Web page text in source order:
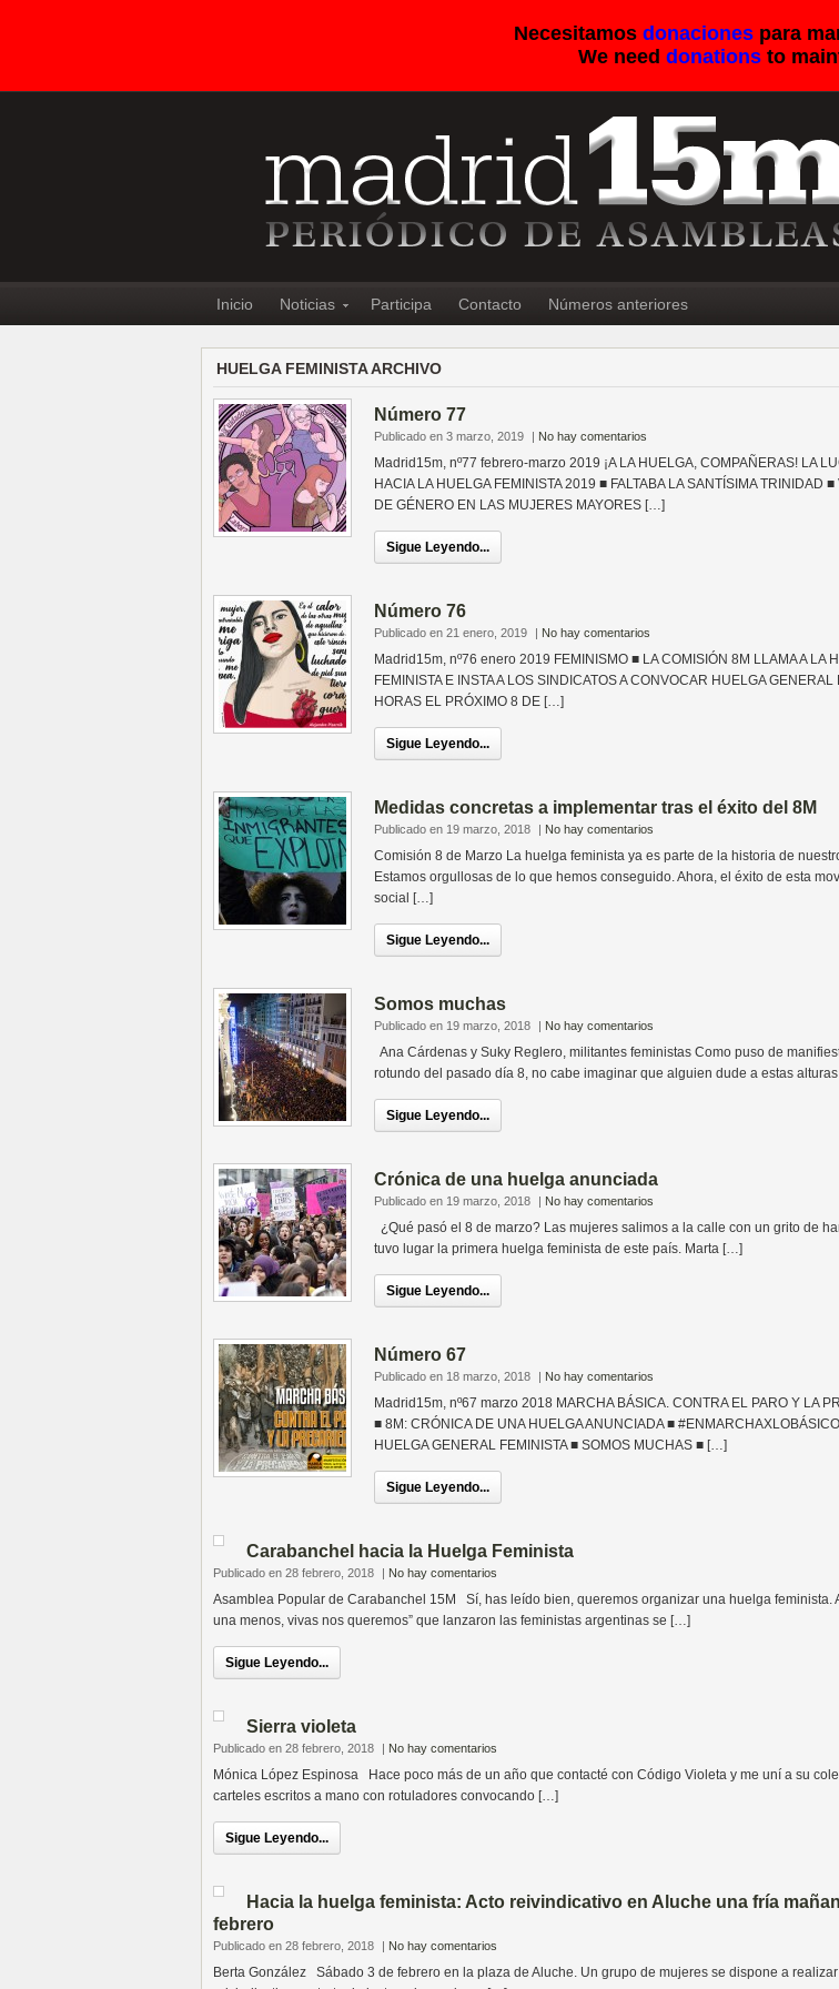
Necesitamos donacionespara
We need donationsto
Inicio Noticias Participa Contacto Números anteriores
HUELGA FEMINISTA ARCHIVO
Número 77
Publicado en 3 marzo, 2019 | No hay comentarios
Madrid15m, nº77 febrero-marzo 2019 ¡A LA HUELGA, COMPAÑERAS! LA
HACIA LA HUELGA FEMINISTA 2019 ■ FALTABA LA SANTÍSIMA TRINIDAD
DE GÉNERO EN LAS MUJERES MAYORES […]
Sigue Leyendo...
Número 76
Publicado en 21 enero, 2019 | No hay comentarios
Madrid15m, nº76 enero 2019 FEMINISMO ■ LA COMISIÓN 8M LLAMA A LA
FEMINISTA E INSTA A LOS SINDICATOS A CONVOCAR HUELGA GENERAL
HORAS EL PRÓXIMO 8 DE […]
Sigue Leyendo...
Medidas concretas a implementar tras el éxito del 8M
Publicado en 19 marzo, 2018 | No hay comentarios
Comisión 8 de Marzo La huelga feminista ya es parte de la historia de
Estamos orgullosas de lo que hemos conseguido. Ahora, el éxito de esta
social […]
Sigue Leyendo...
Somos muchas
Publicado en 19 marzo, 2018 | No hay comentarios
Ana Cárdenas y Suky Reglero, militantes feministas Como puso de
rotundo del pasado día 8, no cabe imaginar que alguien dude a estas
Sigue Leyendo...
Crónica de una huelga anunciada
Publicado en 19 marzo, 2018 | No hay comentarios
¿Qué pasó el 8 de marzo? Las mujeres salimos a la calle con un grito de
tuvo lugar la primera huelga feminista de este país. Marta […]
Sigue Leyendo...
Número 67
Publicado en 18 marzo, 2018 | No hay comentarios
Madrid15m, nº67 marzo 2018 MARCHA BÁSICA. CONTRA EL PARO Y LA
■ 8M: CRÓNICA DE UNA HUELGA ANUNCIADA ■
HUELGA GENERAL FEMINISTA ■ SOMOS MUCHAS ■ […]
Sigue Leyendo...
Carabanchel hacia la Huelga Feminista
Publicado en 28 febrero, 2018 | No hay comentarios
Asamblea Popular de Carabanchel 15M Sí, has leído bien, queremos organizar una huelga feminista.
una menos, vivas nos queremos” que lanzaron las feministas argentinas se […]
Sigue Leyendo...
Sierra violeta
Publicado en 28 febrero, 2018 | No hay comentarios
Mónica López Espinosa Hace poco más de un año que contacté con Código Violeta y me uní a su
carteles escritos a mano con rotuladores convocando […]
Sigue Leyendo...
Hacia la huelga feminista: Acto reivindicativo en Aluche una fría
febrero
Publicado en 28 febrero, 2018 | No hay comentarios
Berta González Sábado 3 de febrero en la plaza de Aluche. Un grupo de mujeres se dispone a